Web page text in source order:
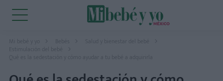
Mi bebé y yo Bebés
Salud y bienestar del bebé
Estimulación del bebé
Qué es la sedestación y cómo ayudar a tu bebé a adquirirla